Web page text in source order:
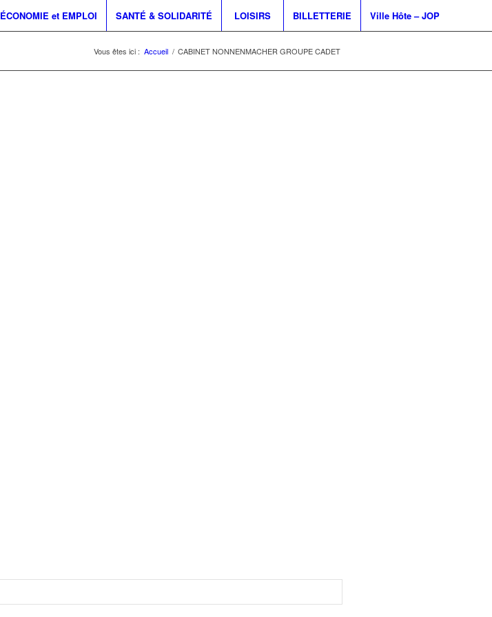
ÉCONOMIE et EMPLOI SANTÉ & SOLIDARITÉ LOISIRS BILLETTERIE Ville Hôte – JOP
Vous êtes ici : Accueil / CABINET NONNENMACHER GROUPE CADET